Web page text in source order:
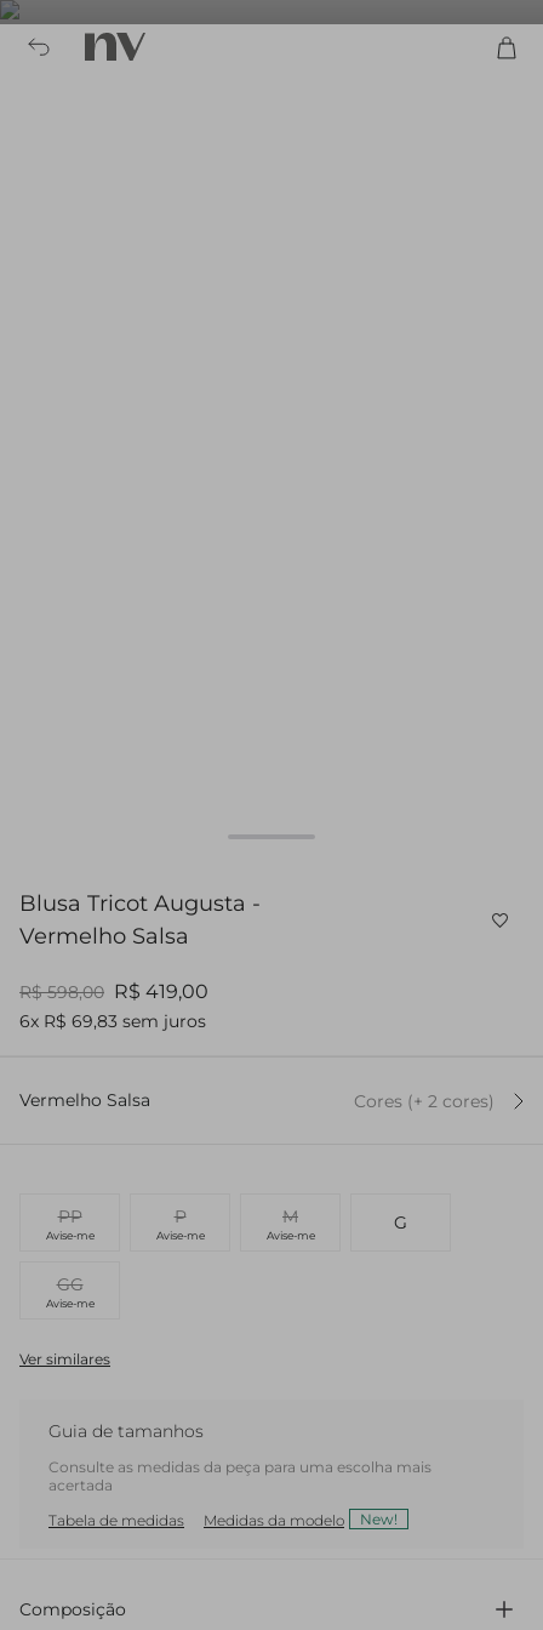
Blusa Tricot Augusta -
Vermelho Salsa
R$ 598,00 R$ 419,00
6x R$ 69,83 sem juros
Vermelho Salsa Cores (+ 2 cores)
PP
Avise-me
P
Avise-me
M
Avise-me
G
GG
Avise-me
Ver similares
Guia de tamanhos
Consulte as medidas da peça para uma escolha mais
acertada
Tabela de medidas
Medidas da modelo New!
Composição